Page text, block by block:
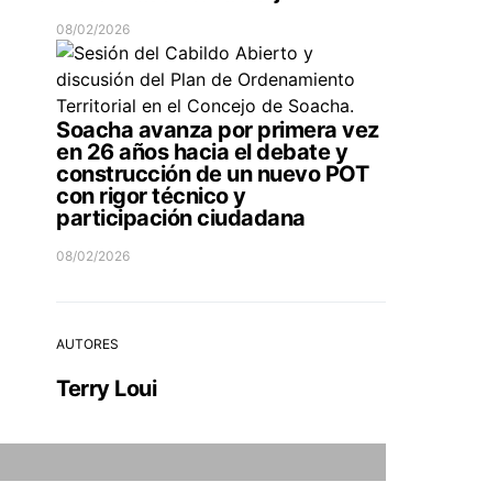
08/02/2026
Soacha avanza por primera vez
en 26 años hacia el debate y
construcción de un nuevo POT
con rigor técnico y
participación ciudadana
08/02/2026
AUTORES
Terry Loui